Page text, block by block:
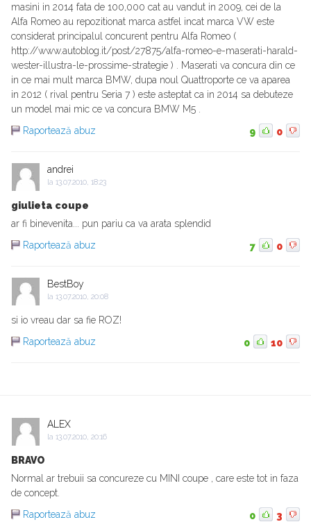
masini in 2014 fata de 100,000 cat au vandut in 2009, cei de la
Alfa Romeo au repozitionat marca astfel incat marca VW este
considerat principalul concurent pentru Alfa Romeo (
http://www.autoblog.it/post/27875/alfa-romeo-e-maserati-harald-
wester-illustra-le-prossime-strategie ) . Maserati va concura din ce
in ce mai mult marca BMW, dupa noul Quattroporte ce va aparea
in 2012 ( rival pentru Seria 7 ) este asteptat ca in 2014 sa debuteze
un model mai mic ce va concura BMW M5 .
Raportează abuz
9 0
andrei
la 13.07.2010, 18:23
giulieta coupe
ar fi binevenita... pun pariu ca va arata splendid
Raportează abuz
7 0
BestBoy
la 13.07.2010, 20:08
si io vreau dar sa fie ROZ!
Raportează abuz
0 10
ALEX
la 13.07.2010, 20:16
BRAVO
Normal ar trebuii sa concureze cu MINI coupe , care este tot in faza
de concept.
Raportează abuz
0 3